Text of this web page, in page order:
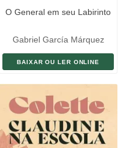
O General em seu Labirinto
Gabriel García Márquez
BAIXAR OU LER ONLINE